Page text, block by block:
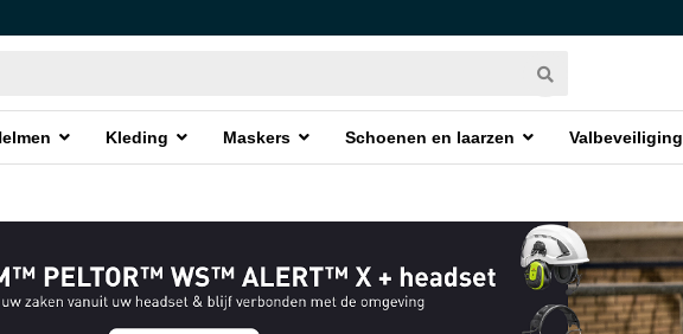
Kleding Maskers Schoenen en laarzen Valbeveiliging